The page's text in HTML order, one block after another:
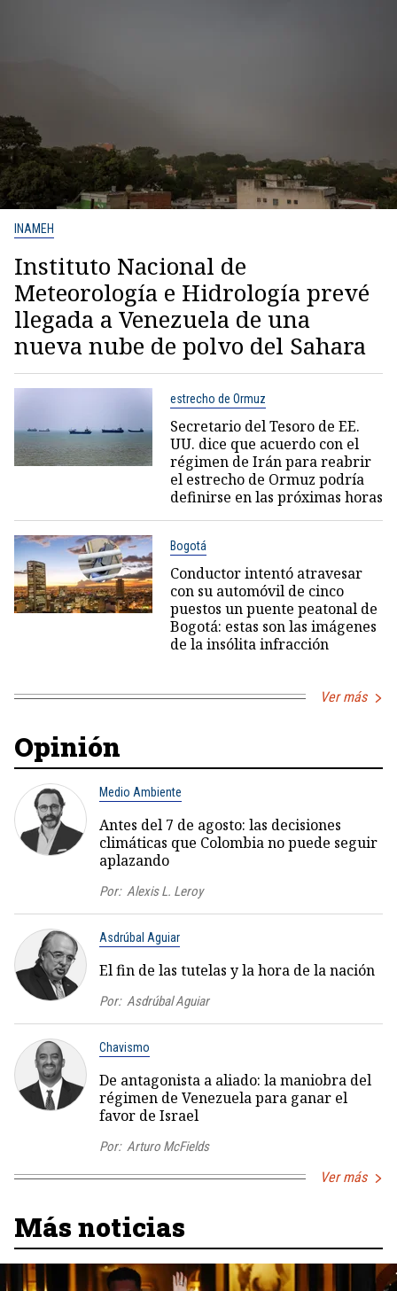
INAMEH
Instituto Nacional de
Meteorología e Hidrología prevé
llegada a Venezuela de una
nueva nube de polvo del Sahara
estrecho de Ormuz
Secretario del Tesoro de EE.
UU. dice que acuerdo con el
régimen de Irán para reabrir
el estrecho de Ormuz podría
definirse en las próximas horas
Bogotá
Conductor intentó atravesar
con su automóvil de cinco
puestos un puente peatonal de
Bogotá: estas son las imágenes
de la insólita infracción
Ver más
Opinión
Medio Ambiente
Antes del 7 de agosto: las decisiones
climáticas que Colombia no puede seguir
aplazando
Por: Alexis L. Leroy
Asdrúbal Aguiar
El fin de las tutelas y la hora de la nación
Por: Asdrúbal Aguiar
Chavismo
De antagonista a aliado: la maniobra del
régimen de Venezuela para ganar el
favor de Israel
Por: Arturo McFields
Ver más
Más noticias